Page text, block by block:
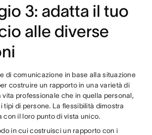
3: adatta il tuo
alle diverse
di comunicazione in base alla situazione
costruire un rapporto in una varietà di
vita professionale che in quella personal,
tipi di persone. La flessibilità dimostra
con il loro punto di vista unico.
in cui costruisci un rapporto con i